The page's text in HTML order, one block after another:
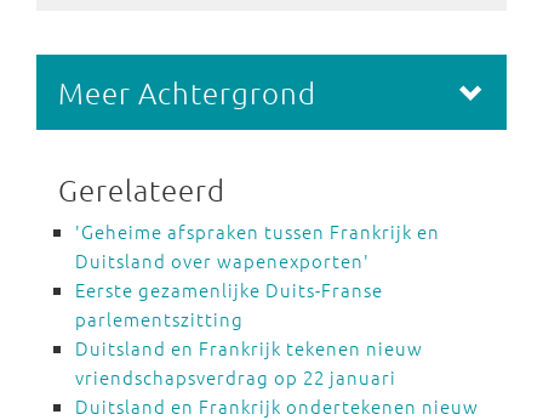
Meer Achtergrond
Gerelateerd
'Geheime afspraken tussen Frankrijk en
Duitsland over wapenexporten'
Eerste gezamenlijke Duits-Franse
parlementszitting
Duitsland en Frankrijk tekenen nieuw
vriendschapsverdrag op 22 januari
Duitsland en Frankrijk ondertekenen nieuw